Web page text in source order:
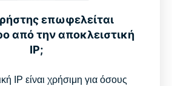
επωφελείται
από την αποκλειστική
IP;
IP είναι χρήσιμη για όσους